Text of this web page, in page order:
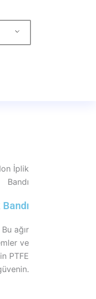
İplik
Bandı
ağır
ve
PTFE